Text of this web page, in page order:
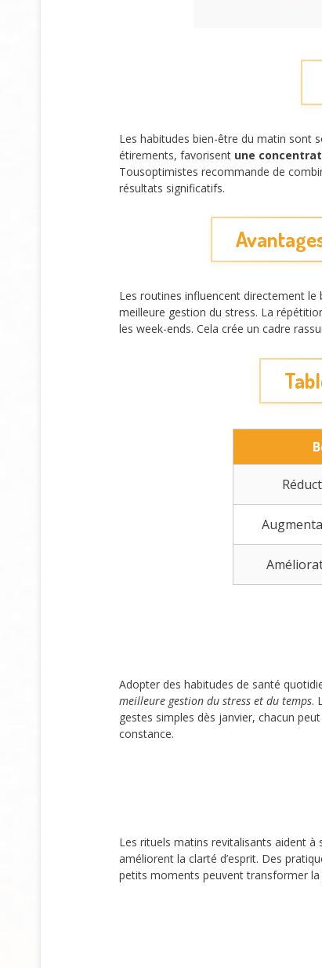
Les habitudes bien-être du matin sont
étirements, favorisent une
Tousoptimistes recommande de
résultats significatifs.
Les routines influencent directement
meilleure gestion du stress. La
les week-ends. Cela crée un cadre
Adopter des habitudes de santé
meilleure gestion du stress et du temps.
gestes simples dès janvier, chacun
constance.
Les rituels matins revitalisants aident à
améliorent la clarté d’esprit. Des
petits moments peuvent transformer